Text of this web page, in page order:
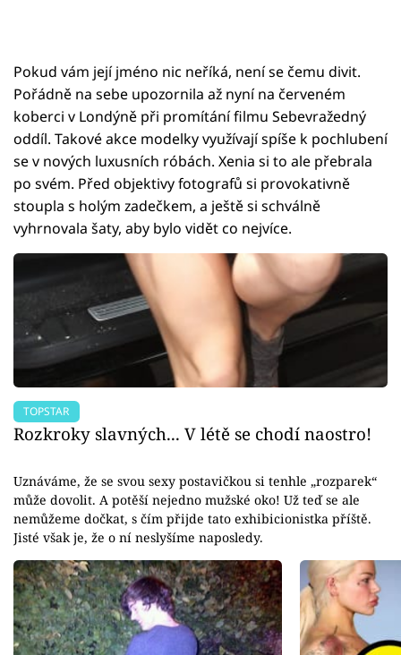
Pokud vám její jméno nic neříká, není se čemu divit.
Pořádně na sebe upozornila až nyní na červeném
koberci v Londýně při promítání filmu Sebevražedný
oddíl. Takové akce modelky využívají spíše k pochlubení
se v nových luxusních róbách. Xenia si to ale přebrala
po svém. Před objektivy fotografů si provokativně
stoupla s holým zadečkem, a ještě si schválně
vyhrnovala šaty, aby bylo vidět co nejvíce.
TOPSTAR
Rozkroky slavných... V létě se chodí naostro!
Uznáváme, že se svou sexy postavičkou si tenhle „rozparek“
může dovolit. A potěší nejedno mužské oko! Už teď se ale
nemůžeme dočkat, s čím přijde tato exhibicionistka příště.
Jisté však je, že o ní neslyšíme naposledy.